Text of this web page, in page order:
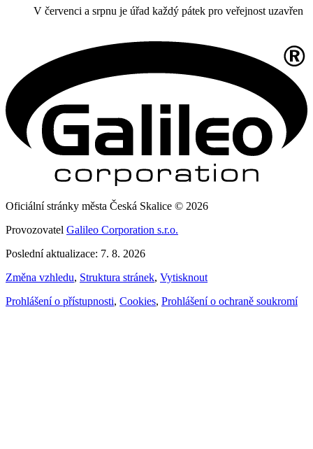
V červenci a srpnu je úřad každý pátek pro veřejnost uzavřen
Oficiální stránky města Česká Skalice © 2026
Provozovatel Galileo Corporation s.r.o.
Poslední aktualizace: 7. 8. 2026
Změna vzhledu, Struktura stránek, Vytisknout
Prohlášení o přístupnosti, Cookies, Prohlášení o ochraně soukromí